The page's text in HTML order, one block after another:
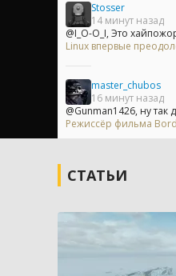
Stosser
14 минут назад
@I_O-O_I, Это
Linux впервые
master_chubos
16 минут назад
@Gunman1426, ну
Режиссёр фильма
СТАТЬИ